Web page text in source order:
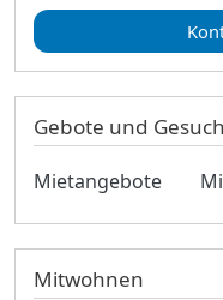
Gebote und
Mietangebote
Mitwohnen